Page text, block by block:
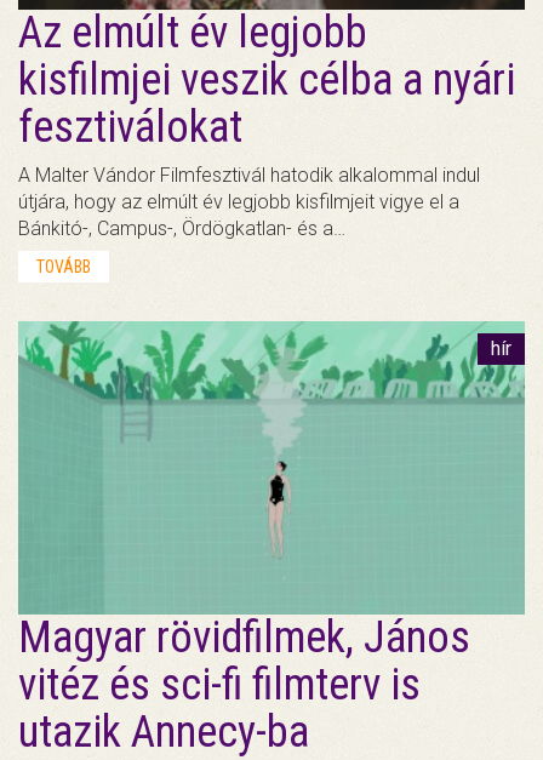
Az elmúlt év legjobb
kisfilmjei veszik célba a nyári
fesztiválokat
A Malter Vándor Filmfesztivál hatodik alkalommal indul
útjára, hogy az elmúlt év legjobb kisfilmjeit vigye el a
Bánkitó-, Campus-, Ördögkatlan- és a…
TOVÁBB
hír
Magyar rövidfilmek, János
vitéz és sci-fi filmterv is
utazik Annecy-ba